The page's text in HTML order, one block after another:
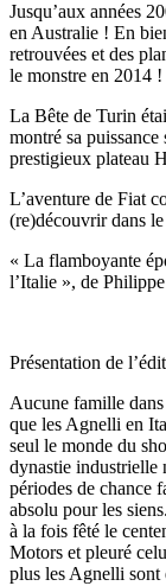
Jusqu’aux années
en Australie ! En
retrouvées et des
le monstre en 2014 !
La Bête de Turin
montré sa
prestigieux plateau
L’aventure de Fiat
(re)découvrir dans
« La flamboyante
l’Italie », de
Présentation de
Aucune famille
que les Agnelli en
seul le monde du
dynastie industrielle
périodes de chance
absolu pour les
à la fois fêté le
Motors et pleuré
plus les Agnelli sont